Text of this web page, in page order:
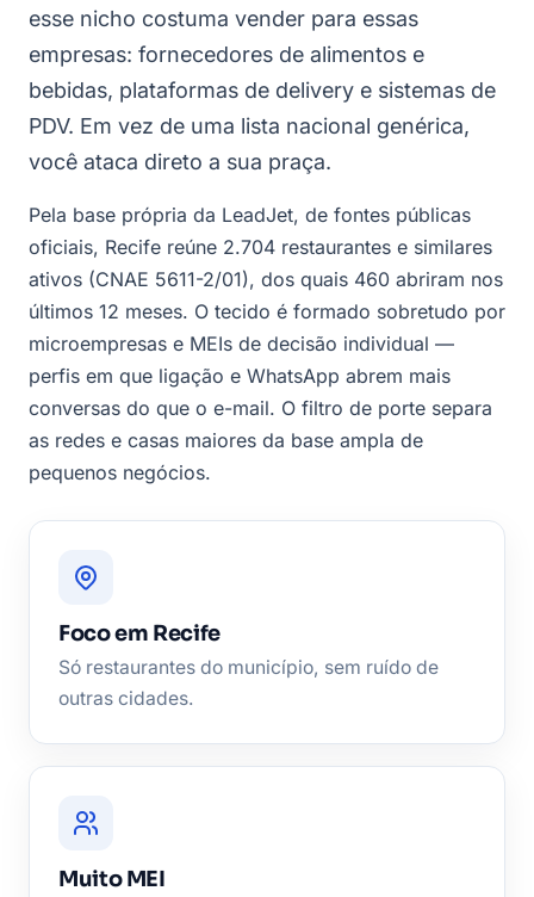
esse nicho costuma vender para essas
empresas: fornecedores de alimentos e
bebidas, plataformas de delivery e sistemas de
PDV. Em vez de uma lista nacional genérica,
você ataca direto a sua praça.
Pela base própria da LeadJet, de fontes públicas
oficiais, Recife reúne 2.704 restaurantes e similares
ativos (CNAE 5611-2/01), dos quais 460 abriram nos
últimos 12 meses. O tecido é formado sobretudo por
microempresas e MEIs de decisão individual —
perfis em que ligação e WhatsApp abrem mais
conversas do que o e-mail. O filtro de porte separa
as redes e casas maiores da base ampla de
pequenos negócios.
Foco em Recife
Só restaurantes do município, sem ruído de
outras cidades.
Muito MEI